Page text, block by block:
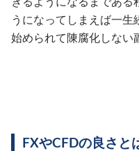
うになってしまえば一生
始められて陳腐化しない
FXやCFDの良さと